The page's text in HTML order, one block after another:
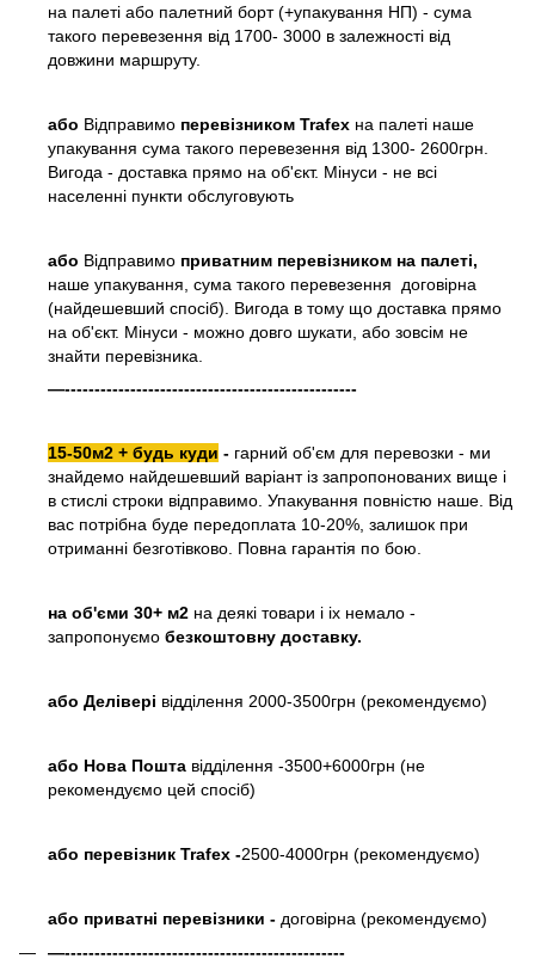
на палеті або палетний борт (+упакування НП) - сума
такого перевезення від 1700- 3000 в залежності від
довжини маршруту.
або Відправимо перевізником Trafex на палеті наше
упакування сума такого перевезення від 1300- 2600грн.
Вигода - доставка прямо на об'єкт. Мінуси - не всі
населенні пункти обслуговують
або Відправимо приватним перевізником на палеті,
наше упакування, сума такого перевезення договірна
(найдешевший спосіб). Вигода в тому що доставка прямо
на об'єкт. Мінуси - можно довго шукати, або зовсім не
знайти перевізника.
—-------------------------------------------------
15-50м2 + будь куди - гарний об'єм для перевозки - ми
знайдемо найдешевший варіант із запропонованих вище і
в стислі строки відправимо. Упакування повністю наше. Від
вас потрібна буде передоплата 10-20%, залишок при
отриманні безготівково. Повна гарантія по бою.
на об'єми 30+ м2 на деякі товари і іх немало -
запропонуємо безкоштовну доставку.
або Делівері відділення 2000-3500грн (рекомендуємо)
або Нова Пошта відділення -3500+6000грн (не
рекомендуємо цей спосіб)
або перевізник Trafex -2500-4000грн (рекомендуємо)
або приватні перевізники - договірна (рекомендуємо)
—-----------------------------------------------